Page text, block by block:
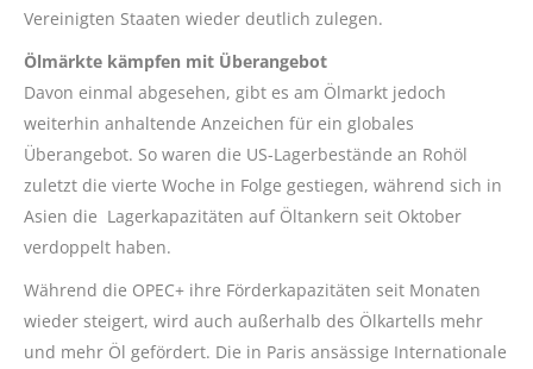
Vereinigten Staaten wieder deutlich zulegen.
Ölmärkte kämpfen mit Überangebot
Davon einmal abgesehen, gibt es am Ölmarkt jedoch
weiterhin anhaltende Anzeichen für ein globales
Überangebot. So waren die US-Lagerbestände an Rohöl
zuletzt die vierte Woche in Folge gestiegen, während sich in
Asien die Lagerkapazitäten auf Öltankern seit Oktober
verdoppelt haben.
Während die OPEC+ ihre Förderkapazitäten seit Monaten
wieder steigert, wird auch außerhalb des Ölkartells mehr
und mehr Öl gefördert. Die in Paris ansässige Internationale